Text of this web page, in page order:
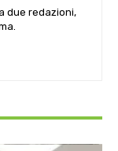
due redazioni,